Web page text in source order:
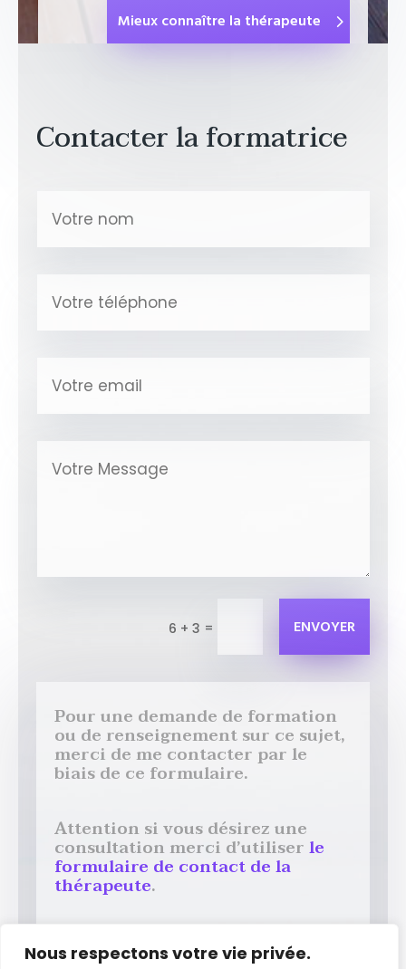
Nous respectons votre vie privée.
Mieux connaître la thérapeute
Contacter la formatrice
6 + 3 = ENVOYER
Pour une demande de formation
ou de renseignement sur ce sujet,
merci de me contacter par le
biais de ce formulaire.
Attention si vous désirez une
consultation merci d’utiliserle
formulaire de contact de la
thérapeute.
Téléphone